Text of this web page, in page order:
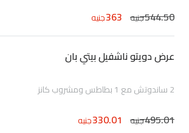
544.50جنيه 363جنيه
عرض دويتو ناشفيل بيتي بان
2 ساندوتش مع 1 بطاطس ومشروب كانز
495.01جنيه 330.01جنيه